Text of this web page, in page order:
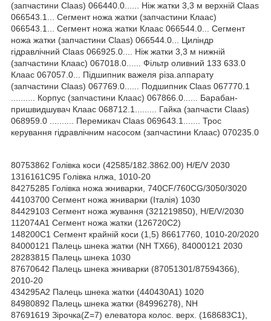
(запчастини Claas) 066440.0...... Ніж жатки 3,3 м верхній Claas
066543.1... Сегмент ножа жатки (запчастини Клаас)
066543.1... Сегмент ножа жатки Клаас 066544.0... Сегмент
ножа жатки (запчастини Claas) 066544.0... Циліндр
гідравлічний Claas 066925.0.... Ніж жатки 3,3 м нижній
(запчастини Клаас) 067018.0...... Фільтр оливний 133 633.0
Клаас 067057.0... Підшипник важеля різа.аппарату
(запчастини Claas) 067769.0...... Подшипник Claas 067770.1
.......... Корпус (запчастини Клаас) 067866.0...... Барабан-
пришвидшувач Клаас 068712.1......... Гайка (запчасти Claas)
068959.0 .......... Перемикач Claas 069643.1....... Трос
керування гідравлічним насосом (запчастини Клаас) 070235.0
80753862 Голівка коси (42585/182.3862.00) H/E/V 2030
1316161С95 Голівка нлжа, 1010-20
84275285 Голівка ножа жниварки, 740CF/760CG/3050/3020
44103700 Сегмент ножа жниварки (Італія) 1030
84429103 Сегмент ножа жування (321219850), H/E/V/2030
112074А1 Сегмент ножа жатки (126720С2)
148200С1 Сегмент крайній коси (1,5) 86617760, 1010-20/2020
84000121 Палець шнека жатки (NH TX66), 84000121 2030
28283815 Палець шнека 1030
87670642 Палець шнека жниварки (87051301/87594366),
2010-20
434295А2 Палець шнека жатки (440430А1) 1020
84980892 Палець шнека жатки (84996278), NH
87691619 Зірочка(Z=7) елеватора колос. верх. (168683С1),